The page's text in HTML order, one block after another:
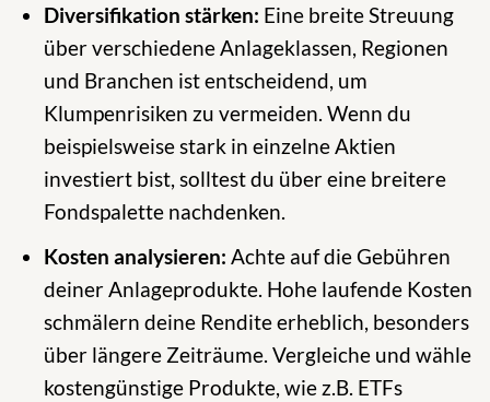
Diversifikation stärken: Eine breite Streuung
über verschiedene Anlageklassen, Regionen
und Branchen ist entscheidend, um
Klumpenrisiken zu vermeiden. Wenn du
beispielsweise stark in einzelne Aktien
investiert bist, solltest du über eine breitere
Fondspalette nachdenken.
Kosten analysieren: Achte auf die Gebühren
deiner Anlageprodukte. Hohe laufende Kosten
schmälern deine Rendite erheblich, besonders
über längere Zeiträume. Vergleiche und wähle
kostengünstige Produkte, wie z.B. ETFs